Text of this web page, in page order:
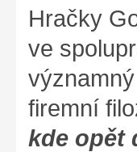
Hračky
ve
firemní
kde opět